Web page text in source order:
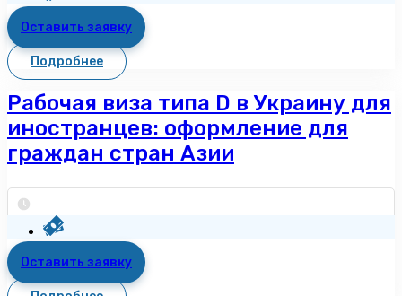
Оставить заявку
Подробнее
Рабочая виза типа D в Украину для
иностранцев: оформление для
граждан стран Азии
Оставить заявку